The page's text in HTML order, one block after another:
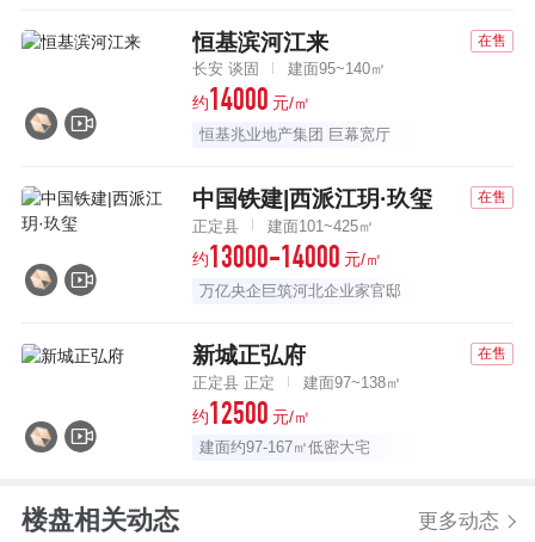
恒基滨河江来 在售
长安 谈固 建面95~140㎡
约14000 元/㎡
恒基兆业地产集团 巨幕宽厅
中国铁建|西派江玥·玖玺 在售
正定县 建面101~425㎡
约13000-14000 元/㎡
万亿央企巨筑河北企业家官邸
新城正弘府 在售
正定县 正定 建面97~138㎡
约12500 元/㎡
建面约97-167㎡低密大宅
楼盘相关动态 更多动态